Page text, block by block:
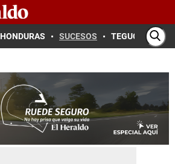
HONDURAS SUCESOS TEGUCIGALPA